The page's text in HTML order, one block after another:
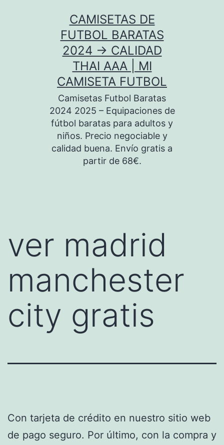
CAMISETAS DE
FUTBOL BARATAS
2024 → CALIDAD
THAI AAA | MI
CAMISETA FUTBOL
Camisetas Futbol Baratas
2024 2025 – Equipaciones de
fútbol baratas para adultos y
niños. Precio negociable y
calidad buena. Envío gratis a
partir de 68€.
ver madrid
manchester
city gratis
Con tarjeta de crédito en nuestro sitio web
de pago seguro. Por último, con la compra y